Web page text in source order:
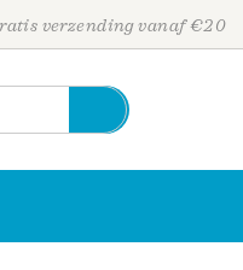
verzending vanaf €20
Personen